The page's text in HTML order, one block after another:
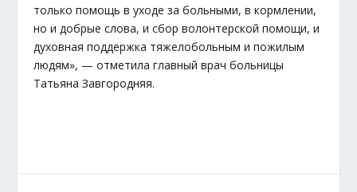
только помощь в уходе за больными, в кормлении,
но и добрые слова, и сбор волонтерской помощи, и
духовная поддержка тяжелобольным и пожилым
людям», — отметила главный врач больницы
Татьяна Завгородняя.